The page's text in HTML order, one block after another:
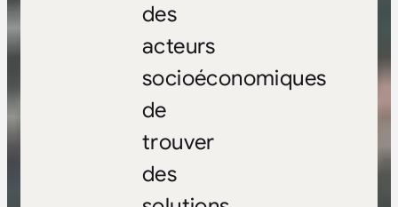
des
acteurs
socioéconomiques
de
trouver
des